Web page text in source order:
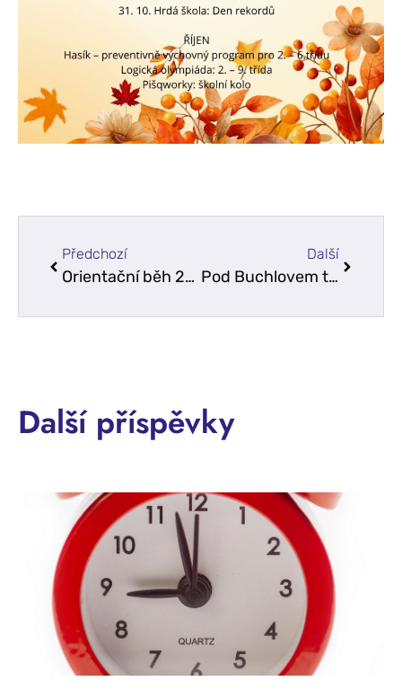
Předchozí
Orientační běh 2025
Další
Pod Buchlovem to zraje
Další příspěvky